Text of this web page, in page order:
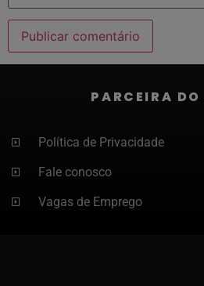
PARCEIRA
Política de Privacidade
Fale conosco
Vagas de Emprego